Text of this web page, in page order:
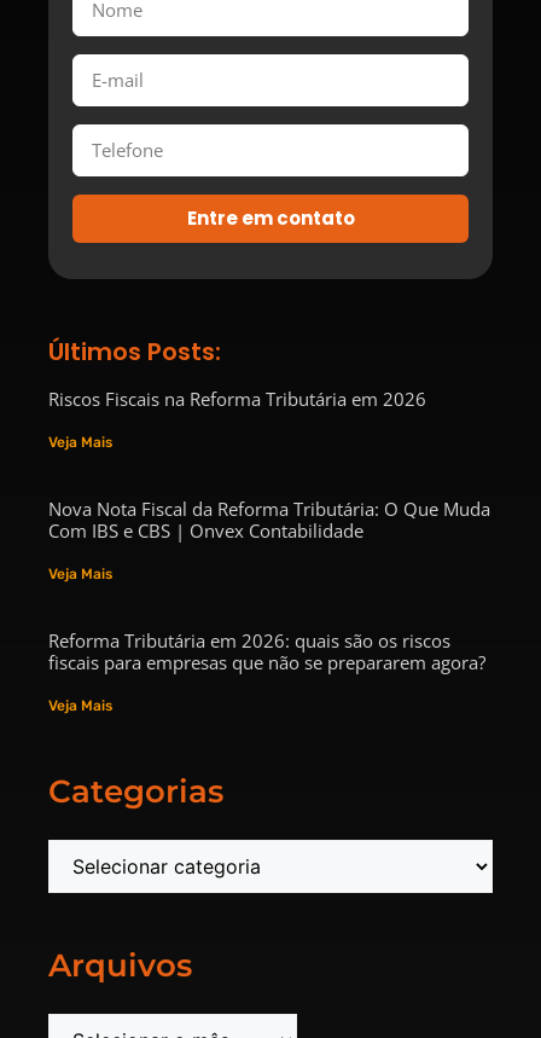
Entre em contato
Últimos Posts:
Riscos Fiscais na Reforma Tributária em 2026
Veja Mais
Nova Nota Fiscal da Reforma Tributária: O Que Muda
Com IBS e CBS | Onvex Contabilidade
Veja Mais
Reforma Tributária em 2026: quais são os riscos
fiscais para empresas que não se prepararem agora?
Veja Mais
Categorias
Arquivos